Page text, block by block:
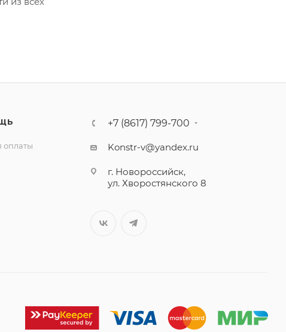
оплаты
+7 (8617) 799-700
Konstr-v@yandex.ru
г. Новороссийск,
ул. Хворостянского 8